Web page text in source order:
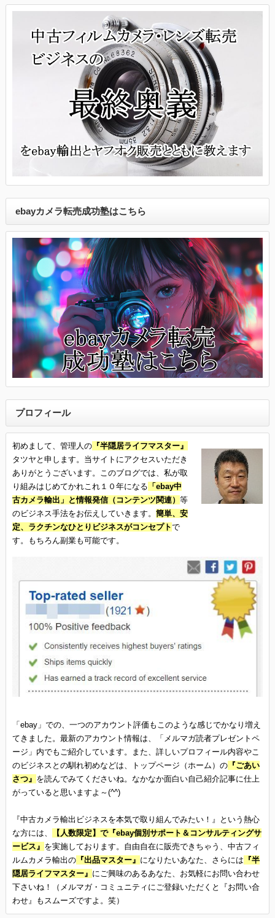
ebayカメラ転売成功塾はこちら
プロフィール
初めまして、管理人の『半隠居ライフマスター』
タツヤと申します。当サイトにアクセスいただき
ありがとうございます。このブログでは、私が取
り組みはじめてかれこれ１０年になる 「ebay中
古カメラ輸出」と情報発信（コンテンツ関連） 等
のビジネス手法をお伝えしていきます。 簡単、安
定、ラクチンなひとりビジネスがコンセプトで
す。もちろん副業も可能です。
「ebay」での、一つのアカウント評価もこのような感じでかなり増え
てきました。最新のアカウント情報は、「メルマガ読者プレゼントペ
ージ」内でもご紹介しています。また、詳しいプロフィール内容やこ
のビジネスとの馴れ初めなどは、トップページ（ホーム）の『ごあい
さつ』 を読んでみてくださいね。なかなか面白い自己紹介記事に仕上
がっていると思いますよ～(^^)
『中古カメラ輸出ビジネスを本気で取り組んでみたい！』という熱心
な方には、
【人数限定】で『ebay個別サポート＆コンサルティングサ
ービス』 を実施しております。自由自在に販売できちゃう、中古フィ
ルムカメラ輸出の『出品マスター』 になりたいあなた、さらには 『半
隠居ライフマスター』 にご興味のあるあなた、お気軽にお問い合わせ
下さいね！（メルマガ・コミュニティにご登録いただくと『お問い合
わせ』もスムーズですよ。笑）